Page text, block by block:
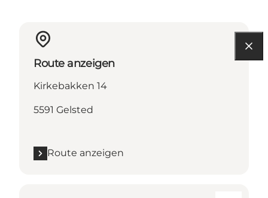
Route anzeigen
Kirkebakken 14
5591 Gelsted
Route anzeigen